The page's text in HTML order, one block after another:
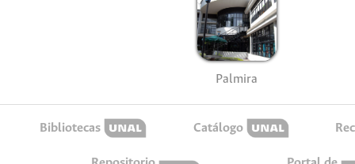
Palmira
Bibliotecas Catálogo